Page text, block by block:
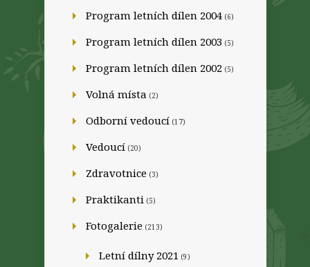
Program letních dílen 2004 (6)
Program letních dílen 2003 (5)
Program letních dílen 2002 (5)
Volná místa (2)
Odborní vedoucí (17)
Vedoucí (20)
Zdravotnice (3)
Praktikanti (5)
Fotogalerie (213)
Letní dílny 2021 (9)